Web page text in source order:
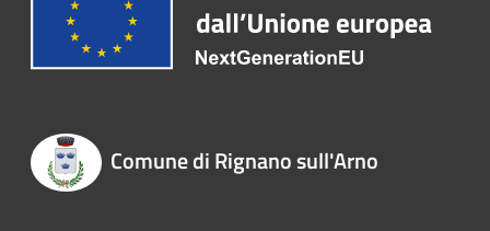
Comune di Rignano sull'Arno